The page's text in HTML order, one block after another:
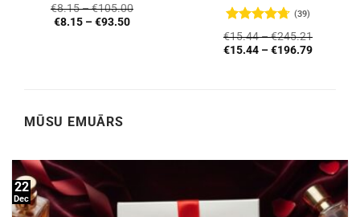
€8.15–€105.00
€8.15 –€93.50
Novērtēts
ar4.72
no
5
(39)
€15.44–€245.21
€15.44 –€196.79
MŪSU EMUĀRS
22
Dec